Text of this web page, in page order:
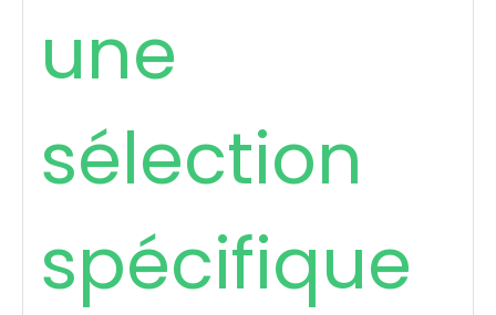
une
sélection
spécifique